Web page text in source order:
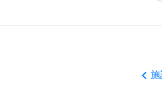
・他入居者の雰囲気について
施